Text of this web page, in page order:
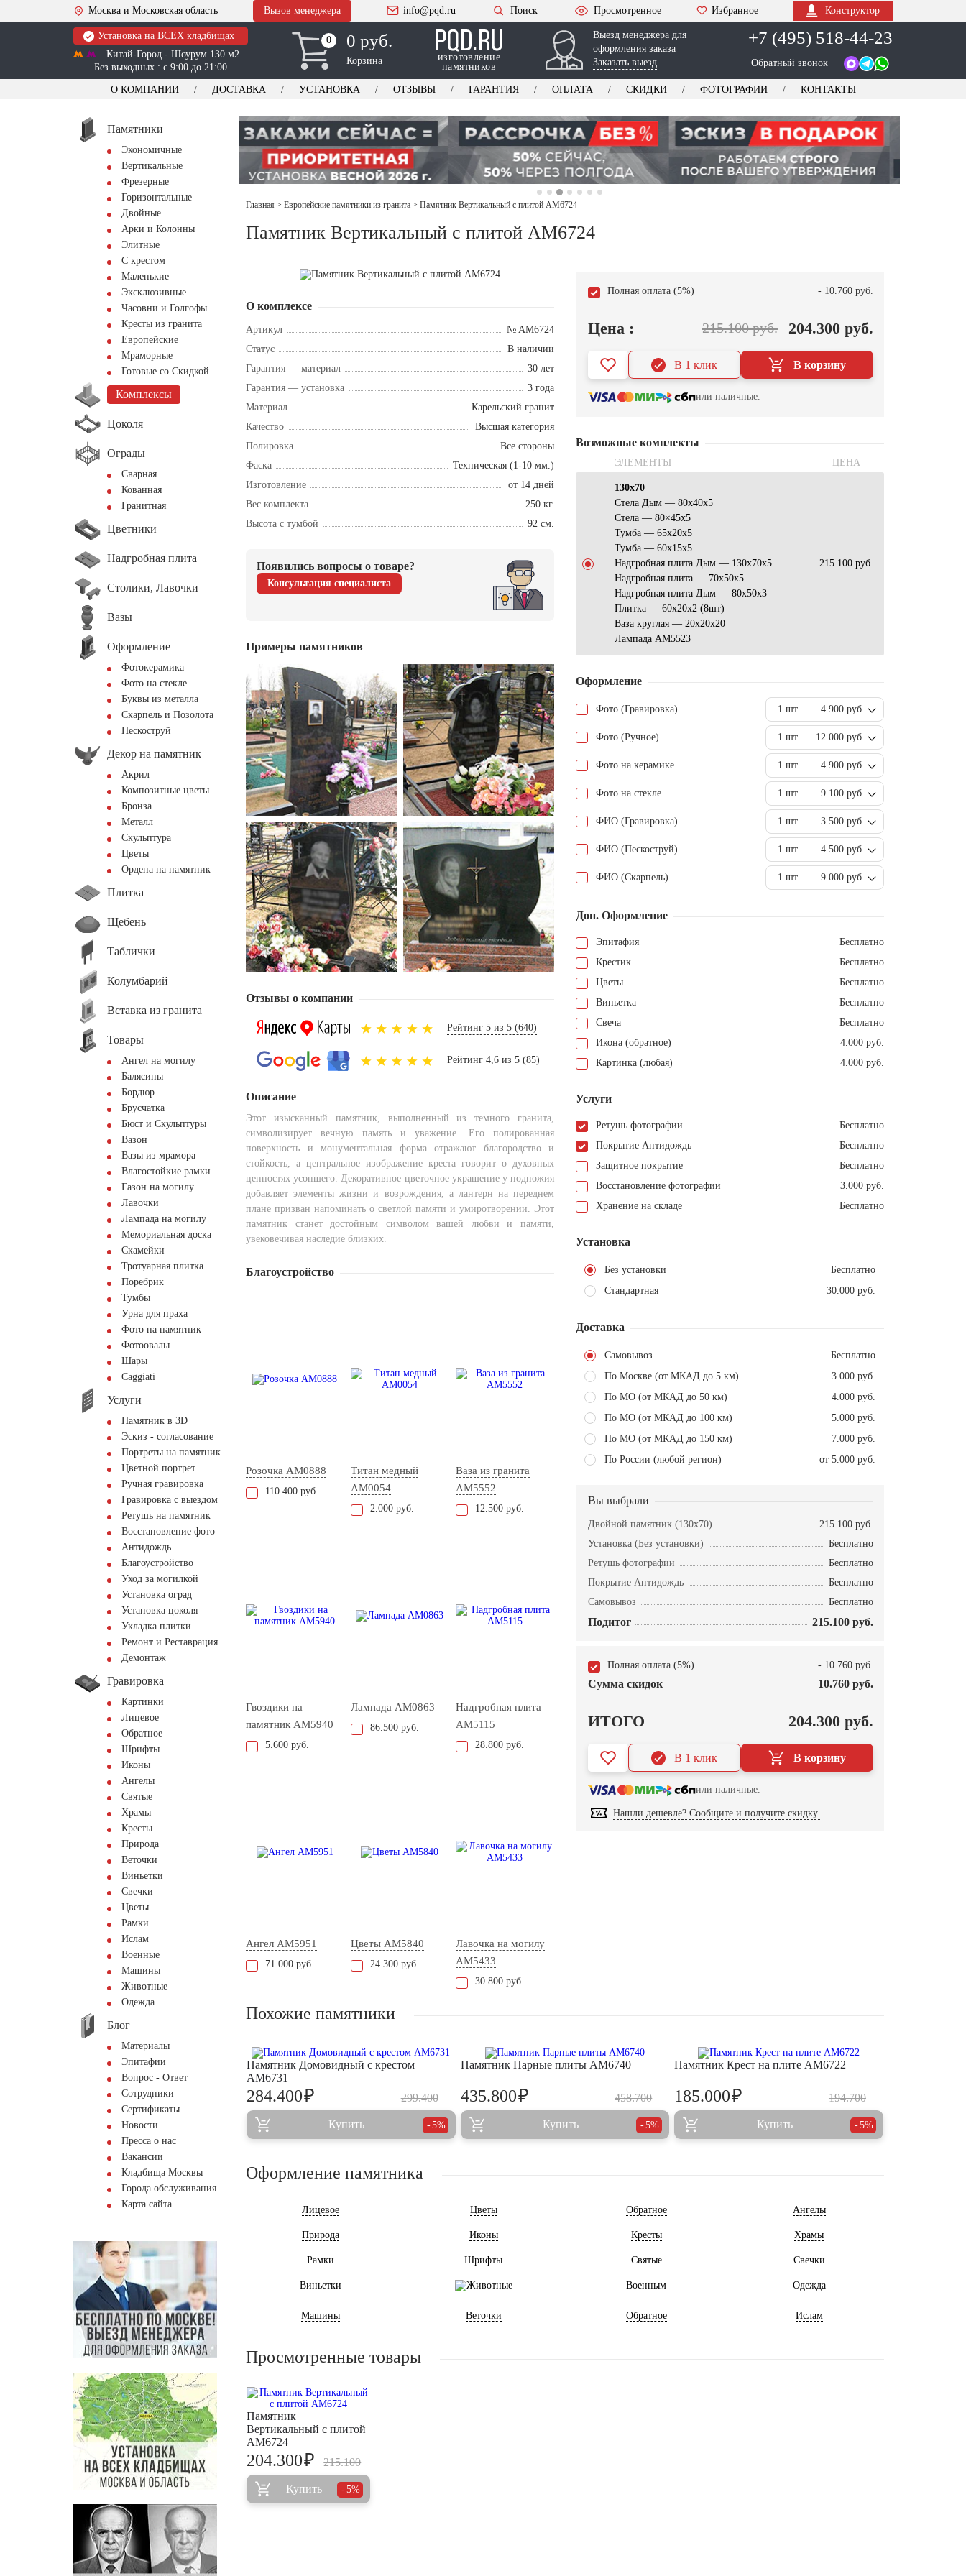
Москва и Московская область Вызов менеджера info@pqd.ru Поиск Просмотренное Избранное Конструктор
Установка на ВСЕХ кладбищах
Китай-Город - Шоурум 130 м2
Без выходных : с 9:00 до 21:00
0
0 0 руб.
Корзина
изготовление
памятников
Выезд менеджера для
оформления заказа
Заказать выезд
+7 (495) 518-44-23
Обратный звонок
О КОМПАНИИ ДОСТАВКА УСТАНОВКА ОТЗЫВЫ ГАРАНТИЯ ОПЛАТА СКИДКИ ФОТОГРАФИИ КОНТАКТЫ
Памятники
Экономичные
Вертикальные
Фрезерные
Горизонтальные
Двойные
Арки и Колонны
Элитные
С крестом
Маленькие
Эксклюзивные
Часовни и Голгофы
Кресты из гранита
Европейские
Мраморные
Готовые со Скидкой
Комплексы
Цоколя
Ограды
Сварная
Кованная
Гранитная
Цветники
Надгробная плита
Столики, Лавочки
Вазы
Оформление
Фотокерамика
Фото на стекле
Буквы из металла
Скарпель и Позолота
Пескоструй
Декор на памятник
Акрил
Композитные цветы
Бронза
Металл
Скульптура
Цветы
Ордена на памятник
Плитка
Щебень
Таблички
Колумбарий
Вставка из гранита
Товары
Ангел на могилу
Балясины
Бордюр
Брусчатка
Бюст и Скульптуры
Вазон
Вазы из мрамора
Влагостойкие рамки
Газон на могилу
Лавочки
Лампада на могилу
Мемориальная доска
Скамейки
Тротуарная плитка
Поребрик
Тумбы
Урна для праха
Фото на памятник
Фотоовалы
Шары
Сaggiati
Услуги
Памятник в 3D
Эскиз - согласование
Портреты на памятник
Цветной портрет
Ручная гравировка
Гравировка с выездом
Ретушь на памятник
Восстановление фото
Антидождь
Благоустройство
Уход за могилкой
Установка оград
Установка цоколя
Укладка плитки
Ремонт и Реставрация
Демонтаж
Гравировка
Картинки
Лицевое
Обратное
Шрифты
Иконы
Ангелы
Святые
Храмы
Кресты
Природа
Веточки
Виньетки
Свечки
Цветы
Рамки
Ислам
Военные
Машины
Животные
Одежда
Блог
Материалы
Эпитафии
Вопрос - Ответ
Сотрудники
Сертификаты
Новости
Пресса о нас
Вакансии
Кладбища Москвы
Города обслуживания
Карта сайта
Главная > Европейские памятники из гранита > Памятник Вертикальный с плитой AM6724
Памятник Вертикальный с плитой AM6724
О комплексе
Артикул
№ AM6724
Статус
В наличии
Гарантия — материал
30 лет
Гарантия — установка
3 года
Материал
Карельский гранит
Качество
Высшая категория
Полировка
Все стороны
Фаска
Техническая (1-10 мм.)
Изготовление
от 14 дней
Вес комплекта
250 кг.
Высота с тумбой
92 см.
Появились вопросы о товаре?
Консультация специалиста
Примеры памятников
Отзывы о компании
Рейтинг 5 из 5 (640)
Рейтинг 4,6 из 5 (85)
Описание
Этот изысканный памятник, выполненный из темного гранита,
символизирует вечную память и уважение. Его полированная
поверхность и монументальная форма отражают благородство и
стойкость, а центральное изображение креста говорит о духовных
ценностях усопшего. Декоративное цветочное украшение у подножия
добавляет элементы жизни и возрождения, а лантерн на переднем
плане призван напоминать о светлой памяти и умиротворении. Этот
памятник станет достойным символом вашей любви и памяти,
увековечивая наследие близких.
Благоустройство
Розочка AM0888
110.400 руб.
Титан медный
AM0054
2.000 руб.
Ваза из гранита
AM5552
12.500 руб.
Гвоздики на
памятник AM5940
5.600 руб.
Лампада AM0863
86.500 руб.
Надгробная плита
AM5115
28.800 руб.
Ангел AM5951
71.000 руб.
Цветы AM5840
24.300 руб.
Лавочка на могилу
AM5433
30.800 руб.
Полная оплата (5%) - 10.760 руб.
Цена : 215.100 руб. 204.300 руб.
В корзину
В 1 клик
или наличные.
Возможные комплекты
ЭЛЕМЕНТЫ ЦЕНА
130х70
Стела Дым — 80x40x5
Стела — 80×45х5
Тумба — 65x20x5
Тумба — 60x15x5
Надгробная плита Дым — 130x70x5
Надгробная плита — 70x50x5
Надгробная плита Дым — 80x50x3
Плитка — 60х20х2 (8шт)
Ваза круглая — 20x20x20
Лампада AM5523
215.100 руб.
Оформление
Фото (Гравировка) 1 шт. 4.900 руб.
Фото (Ручное) 1 шт. 12.000 руб.
Фото на керамике 1 шт. 4.900 руб.
Фото на стекле 1 шт. 9.100 руб.
ФИО (Гравировка) 1 шт. 3.500 руб.
ФИО (Пескоструй) 1 шт. 4.500 руб.
ФИО (Скарпель) 1 шт. 9.000 руб.
Доп. Оформление
Эпитафия
Бесплатно
Крестик
Бесплатно
Цветы
Бесплатно
Виньетка
Бесплатно
Свеча
Бесплатно
Икона (обратное)
4.000 руб.
Картинка (любая)
4.000 руб.
Услуги
Ретушь фотографии
Бесплатно
Покрытие Антидождь
Бесплатно
Защитное покрытие
Бесплатно
Восстановление фотографии
3.000 руб.
Хранение на складе
Бесплатно
Установка
Без установки
Бесплатно
Стандартная
30.000 руб.
Доставка
Самовывоз
Бесплатно
По Москве (от МКАД до 5 км)
3.000 руб.
По МО (от МКАД до 50 км)
4.000 руб.
По МО (от МКАД до 100 км)
5.000 руб.
По МО (от МКАД до 150 км)
7.000 руб.
По России (любой регион)
от 5.000 руб.
Вы выбрали
Двойной памятник (130х70)
215.100 руб.
Установка (Без установки)
Бесплатно
Ретушь фотографии
Бесплатно
Покрытие Антидождь
Бесплатно
Самовывоз
Бесплатно
Подитог 215.100 руб.
Полная оплата (5%) - 10.760 руб.
Сумма скидок 10.760 руб.
ИТОГО 204.300 руб.
В корзину
В 1 клик
или наличные.
Нашли дешевле? Сообщите и получите скидку.
Похожие памятники
Памятник Домовидный с крестом
AM6731
299.400
284.400₽
Купить 5%
Памятник Парные плиты AM6740
458.700
435.800₽
Купить 5%
Памятник Крест на плите AM6722
194.700
185.000₽
Купить 5%
Оформление памятника
Лицевое Цветы Обратное Ангелы
Природа Иконы Кресты Храмы
Рамки Шрифты Святые Свечки
Виньетки Животные Военным Одежда
Машины Веточки Обратное Ислам
Просмотренные товары
Памятник
Вертикальный с плитой
AM6724
215.100
204.300₽
Купить 5%